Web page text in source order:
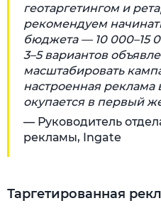
геотаргетингом и
рекомендуем
бюджета — 10 000–15
3–5 вариантов
масштабировать
настроенная
окупается в первый
— Руководитель
рекламы, Ingate
Таргетированная